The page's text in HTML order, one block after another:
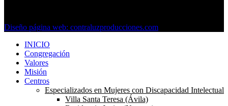
Diseño página web: contraluzproducciones.com
INICIO
Congregación
Valores
Misión
Centros
Especializados en Mujeres con Discapacidad Intelectual
Villa Santa Teresa (Ávila)